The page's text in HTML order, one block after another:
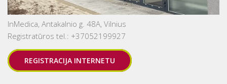
InMedica, Antakalnio g. 48A, Vilnius
Registratūros tel.: +37052199927
REGISTRACIJA INTERNETU